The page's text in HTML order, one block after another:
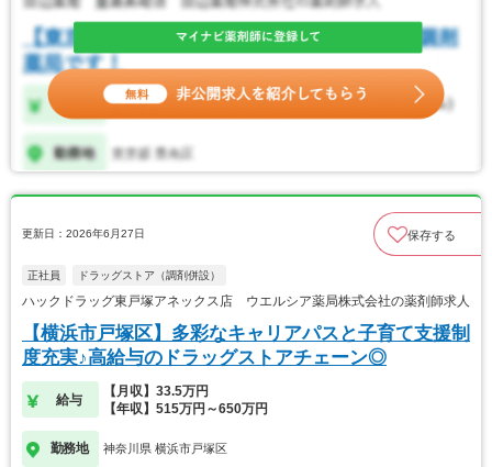
更新日：2026年6月27日 保存する
正社員 ドラッグストア（調剤併設）
ハックドラッグ東戸塚アネックス店 ウエルシア薬局株式会社の薬剤師求人
【横浜市戸塚区】多彩なキャリアパスと子育て支援制
度充実♪高給与のドラッグストアチェーン◎
給与
【月収】33.5万円
【年収】515万円～650万円
勤務地 神奈川県 横浜市戸塚区